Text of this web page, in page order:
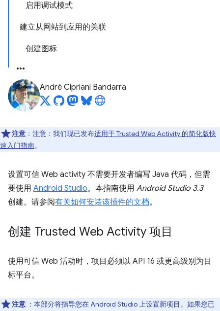
启用调试模式
建立从网站到应用的关联
创建图标
André Cipriani Bandarra
注意 ：注意：我们现已发布适用于 Trusted Web Activity 的简化版快
速入门指南。
设置可信 Web activity 不需要开发者编写 Java 代码，但需
要使用 Android Studio。本指南使用 Android Studio 3.3
创建。请参阅有关如何安装该插件的文档。
创建 Trusted Web Activity 项目
使用可信 Web 活动时，项目必须以 API 16 或更高级别为目
标平台。
注意 ：本部分将指导您在 Android Studio 上设置新项目。如果您已